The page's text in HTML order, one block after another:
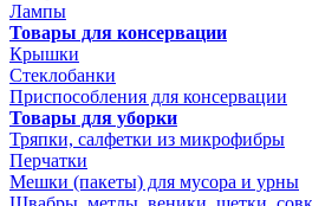
Лампы
Товары для консервации
Крышки
Стеклобанки
Приспособления для консервации
Товары для уборки
Тряпки, салфетки из микрофибры
Перчатки
Мешки (пакеты) для мусора и урны